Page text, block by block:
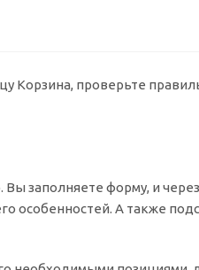
Корзина, проверьте
заполняете форму, и
особенностей. А также